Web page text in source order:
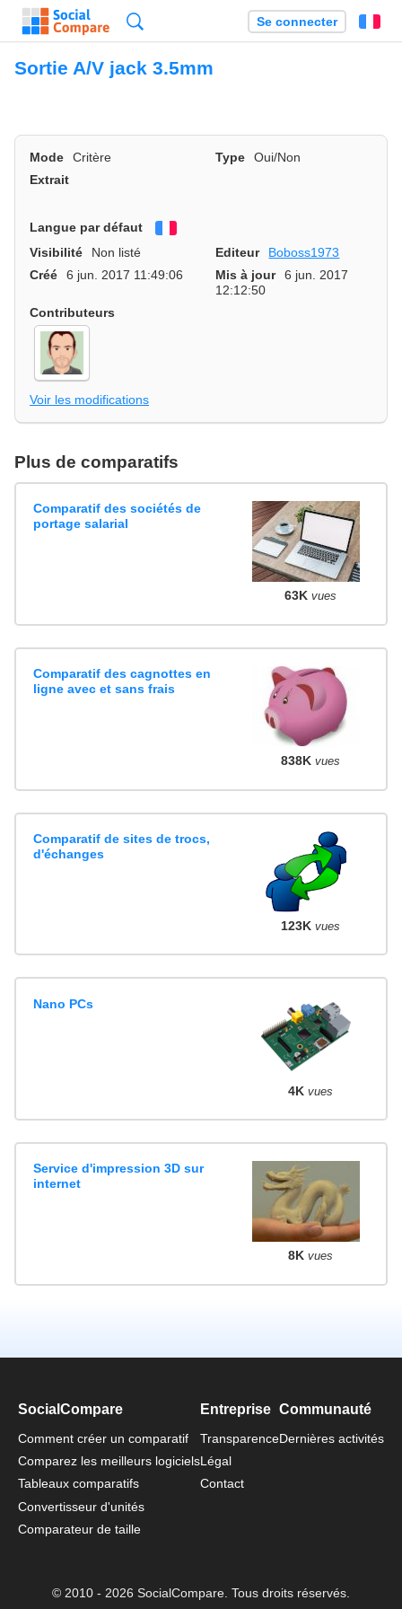
Se connecter
Sortie A/V jack 3.5mm
Mode Critère Type
Oui/Non
Extrait
Langue par défaut
Visibilité
Non listé Editeur
Boboss1973
Créé
6 jun. 2017 11:49:06 Mis à jour
6 jun. 2017
12:12:50
Contributeurs
Voir les modifications
Plus de comparatifs
Comparatif des sociétés de
portage salarial
63K vues
Comparatif des cagnottes en
ligne avec et sans frais
838K vues
Comparatif de sites de trocs,
d'échanges
123K vues
Nano PCs
4K vues
Service d'impression 3D sur
internet
8K vues
SocialCompare
Comment créer un comparatif
Comparez les meilleurs logiciels
Tableaux comparatifs
Convertisseur d'unités
Comparateur de taille
Entreprise
Transparence
Légal
Contact
Communauté
Dernières activités
© 2010 - 2026 SocialCompare. Tous droits réservés.